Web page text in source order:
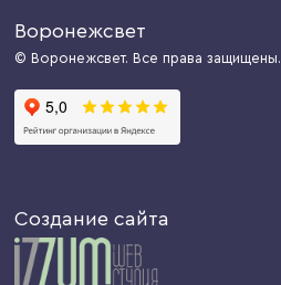
Воронежсвет
© Воронежсвет. Все права защищены.
Создание сайта